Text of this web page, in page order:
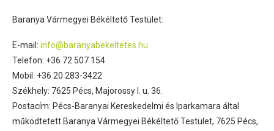
Baranya Vármegyei Békéltető Testület:
E-mail: info@baranyabekeltetes.hu
Telefon: +36 72 507 154
Mobil: +36 20 283-3422
Székhely: 7625 Pécs, Majorossy I. u. 36.
Postacím: Pécs-Baranyai Kereskedelmi és Iparkamara által
működtetett Baranya Vármegyei Békéltető Testület, 7625 Pécs,